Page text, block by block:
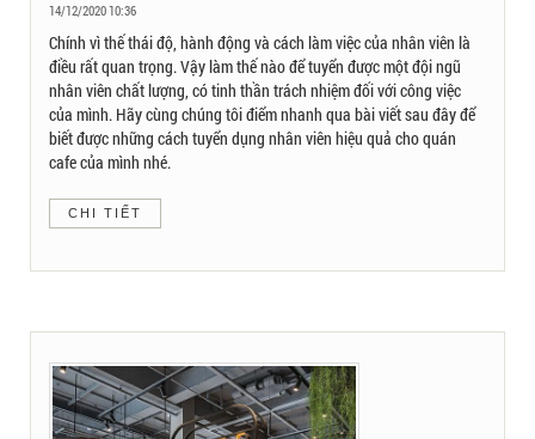
14/12/2020 10:36
Chính vì thế thái độ, hành động và cách làm việc của nhân viên là
điều rất quan trọng. Vậy làm thế nào để tuyển được một đội ngũ
nhân viên chất lượng, có tinh thần trách nhiệm đối với công việc
của mình. Hãy cùng chúng tôi điểm nhanh qua bài viết sau đây để
biết được những cách tuyển dụng nhân viên hiệu quả cho quán
cafe của mình nhé.
CHI TIẾT